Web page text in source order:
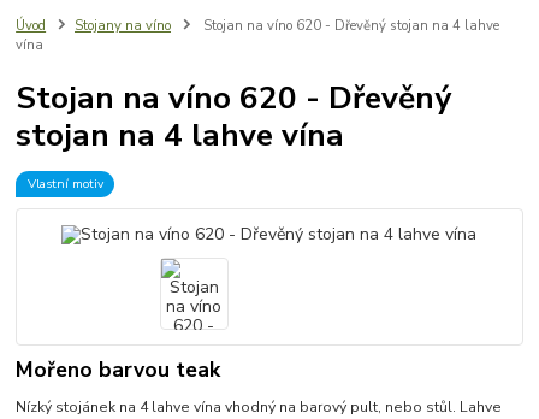
Úvod Stojany na víno
Stojan na víno 620 - Dřevěný stojan na 4 lahve
vína
Stojan na víno 620 - Dřevěný
stojan na 4 lahve vína
Vlastní motiv
Mořeno barvou teak
Nízký stojánek na 4 lahve vína vhodný na barový pult, nebo stůl. Lahve